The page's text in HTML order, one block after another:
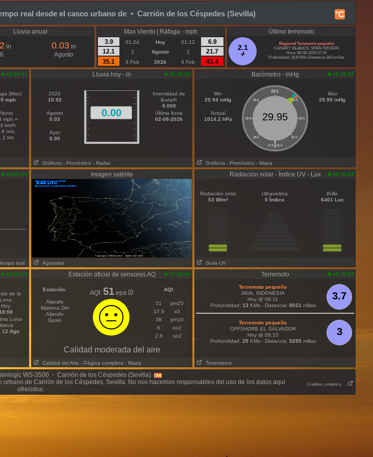
°C
real desde el casco urbano de • Carrión de los Céspedes (Sevilla)
Lluvia anual
in
0.03 in
Agosto
Max Viento | Ráfaga - mph
3.9
01:24 Hoy 01:12
6.9
12.1
2 Agosto 2
21.7
35.1
4 Feb 2026 4 Feb 43.4
Último terremoto
2.1
Regional Terremoto pequeño
CANARY ISLANDS, SPAIN REGION
Hora: 08-08-2026 07:16
Profundidad: 18.8 KMs Distancia: 843 millas
08:39:02
(Max)
mph
mph =
km/h
m/s
kts
Lluvia hoy - in 08:39:02
2026
10.92
Agosto
0.03
Ayer
0.00
0.00
Intensidad de
lluvia/h
0.000
Última lluvia
02-08-2026
Gráficos - Pronóstico - Radar
Barómetro - inHg 08:39:02
Min
29.94 inHg
Actual
1014.2 hPa
29.5
29.0 30.0
28.5 30.5
28.0 31.0
|
27.5 31.5
29.95
Max
29.99 inHg
Gráficos - Pronóstico - Mapa
08:00:00
real
Imagen satélite
Agrandar
Radiación solar - Índice UV - Lux 08:39:02
Radiación solar
53 W/m²
Ultravioleta
0 Índice
Brillo
6401 Lux
Guía UV
08:40:23
de la
Luna
Hoy
Luna
12 Ago
Estación oficial de sensores AQ 07:00:00
Estación:
Aljarafe
Mairena Del
Aljarafe
Spain
AQI: 51 epa AQI:
51
pm25
17.9
o3
38
pm10
6
no2
2.6
so2
Calidad moderada del aire
Calidad del Aire - Página completa - Mapa
Terremoto 08:35:03
3.7
Terremoto pequeño
JAVA, INDONESIA
Hoy @ 08:11
Profundidad: 13 KMs - Distancia: 8021 millas
3
Terremoto pequeño
OFFSHORE EL SALVADOR
Hoy @ 08:10
Profundidad: 25KMs - Distancia: 5285millas
Terremotos
WS-3500 - Carrión de los Céspedes (Sevilla)
de Carrión de los Céspedes, Sevilla. No nos hacemos responsables del uso de los datos aquí
ofrecidos.
Créditos, contacto y . . .